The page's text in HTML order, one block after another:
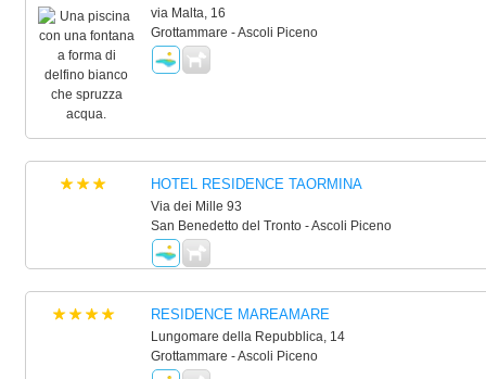
via Malta, 16
Grottammare - Ascoli Piceno
HOTEL RESIDENCE TAORMINA
Via dei Mille 93
San Benedetto del Tronto - Ascoli Piceno
RESIDENCE MAREAMARE
Lungomare della Repubblica, 14
Grottammare - Ascoli Piceno